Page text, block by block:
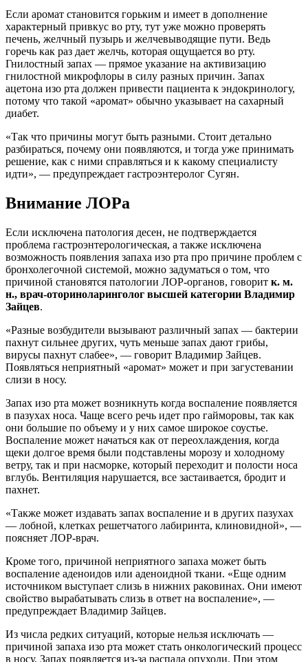
Если аромат становится горьким и имеет в дополнение
характерный привкус во рту, тут уже можно проверять
печень, желчный пузырь и желчевыводящие пути. Ведь
горечь как раз дает желчь, которая ощущается во рту.
Гнилостный запах — прямое указание на активизацию
гнилостной микрофлоры в силу разных причин. Запах
ацетона изо рта должен привести пациента к эндокринологу,
потому что такой «аромат» обычно указывает на сахарный
диабет.
«Так что причины могут быть разными. Стоит детально
разбираться, почему они появляются, и тогда уже принимать
решение, как с ними справляться и к какому специалисту
идти», — предупреждает гастроэнтеролог Сугян.
Внимание ЛОРа
Если исключена патология десен, не подтверждается
проблема гастроэнтерологическая, а также исключена
возможность появления запаха изо рта про причине проблем с
бронхолегочной системой, можно задуматься о том, что
причиной становятся патологии ЛОР-органов, говорит к. м.
н., врач-оториноларинголог высшей категории Владимир
Зайцев.
«Разные возбудители вызывают различный запах — бактерии
пахнут сильнее других, чуть меньше запах дают грибы,
вирусы пахнут слабее», — говорит Владимир Зайцев.
Появляться неприятный «аромат» может и при загустевании
слизи в носу.
Запах изо рта может возникнуть когда воспаление появляется
в пазухах носа. Чаще всего речь идет про гайморовы, так как
они большие по объему и у них самое широкое соустье.
Воспаление может начаться как от переохлаждения, когда
щеки долгое время были подставлены морозу и холодному
ветру, так и при насморке, который переходит и полости носа
вглубь. Вентиляция нарушается, все застаивается, бродит и
пахнет.
«Также может издавать запах воспаление и в других пазухах
— лобной, клетках решетчатого лабиринта, клиновидной», —
поясняет ЛОР-врач.
Кроме того, причиной неприятного запаха может быть
воспаление аденоидов или аденоидной ткани. «Еще одним
источником выступает слизь в нижних раковинах. Они имеют
свойство вырабатывать слизь в ответ на воспаление», —
предупреждает Владимир Зайцев.
Из числа редких ситуаций, которые нельзя исключать —
причиной запаха изо рта может стать онкологический процесс
в носу. Запах появляется из-за распада опухоли. При этом